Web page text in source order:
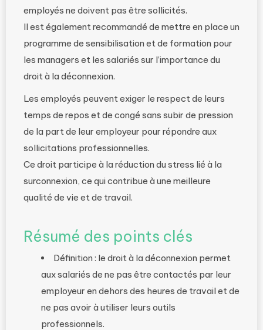
employés ne doivent pas être sollicités.
Il est également recommandé de mettre en place un
programme de sensibilisation et de formation pour
les managers et les salariés sur l’importance du
droit à la déconnexion.
Les employés peuvent exiger le respect de leurs
temps de repos et de congé sans subir de pression
de la part de leur employeur pour répondre aux
sollicitations professionnelles.
Ce droit participe à la réduction du stress lié à la
surconnexion, ce qui contribue à une meilleure
qualité de vie et de travail.
Résumé des points clés
Définition : le droit à la déconnexion permet
aux salariés de ne pas être contactés par leur
employeur en dehors des heures de travail et de
ne pas avoir à utiliser leurs outils
professionnels.